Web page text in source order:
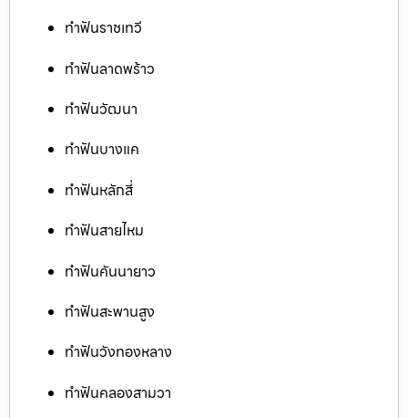
ทำฟันราชเทวี
ทำฟันลาดพร้าว
ทำฟันวัฒนา
ทำฟันบางแค
ทำฟันหลักสี่
ทำฟันสายไหม
ทำฟันคันนายาว
ทำฟันสะพานสูง
ทำฟันวังทองหลาง
ทำฟันคลองสามวา